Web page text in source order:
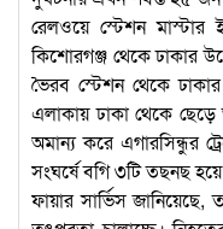
রেলওয়ে স্টেশন
কিশোরগঞ্জ থেকে ঢাকার
ভৈরব স্টেশন থেকে
এলাকায় ঢাকা থেকে ছেড়ে
অমান্য করে এগারসিন্ধুর
সংঘর্ষে বগি ৩টি তছনছ
ফায়ার সার্ভিস জানিয়েছে,